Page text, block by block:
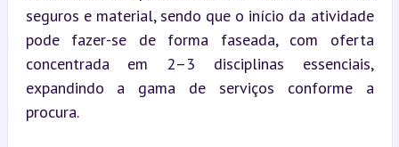
seguros e material, sendo que o início da atividade
pode fazer-se de forma faseada, com oferta
concentrada em 2–3 disciplinas essenciais,
expandindo a gama de serviços conforme a
procura.